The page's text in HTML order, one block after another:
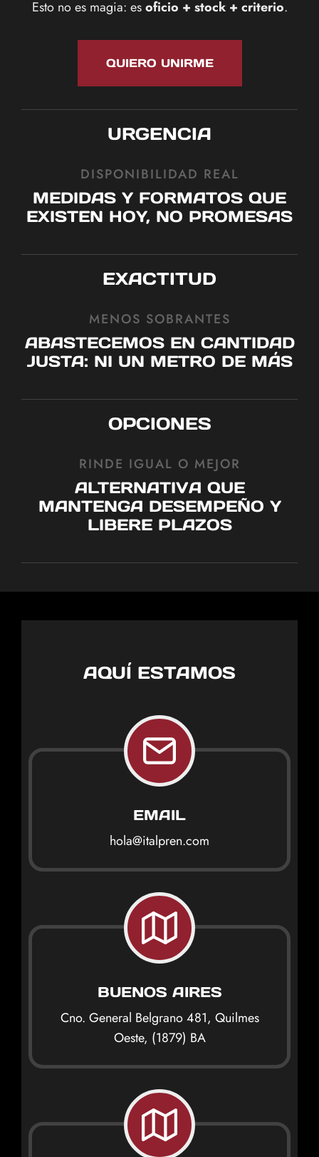
Esto no es magia: esoficio + stock + criterio.
QUIERO UNIRME
URGENCIA
DISPONIBILIDAD REAL
MEDIDAS Y FORMATOS QUE
EXISTEN HOY, NO PROMESAS
EXACTITUD
MENOS SOBRANTES
ABASTECEMOS EN CANTIDAD
JUSTA: NI UN METRO DE MÁS
OPCIONES
RINDE IGUAL O MEJOR
ALTERNATIVA QUE
MANTENGA DESEMPEÑO Y
LIBERE PLAZOS
AQUÍ ESTAMOS
EMAIL
hola@italpren.com
BUENOS AIRES
Cno. General Belgrano 481, Quilmes
Oeste, (1879) BA